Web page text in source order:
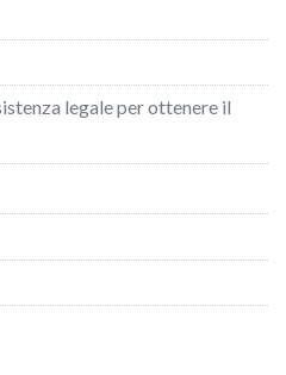
legale per ottenere il